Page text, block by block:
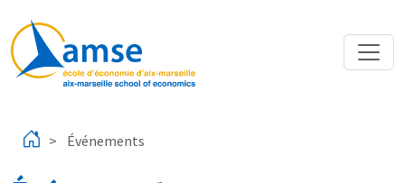
Événements